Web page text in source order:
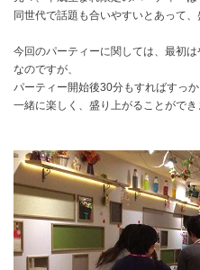
同世代で話題も合いやすいとあって
今回のパーティーに関しては、最初
なのですが、
パーティー開始後30分もすればすっか
一緒に楽しく、盛り上がることができ